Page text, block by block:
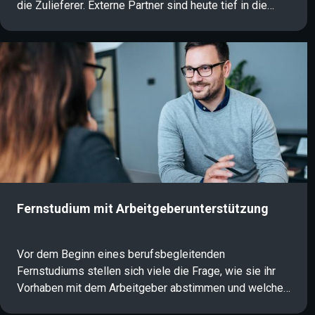
die Zulieferer. Externe Partner sind heute tief in die
schafft Angriffsflächen, die klassische Konzepte oft
übersehen: Ein Großteil erfolgreicher Cyberangriffe
erfolgt über die Lieferkette. Ein aktives Third Party Risk
Management (TPRM) sichert diese Schwachstelle und
stärkt die operative Resilienz.
Fernstudium mit Arbeitgeberunterstützung
Vor dem Beginn eines berufsbegleitenden
Fernstudiums stellen sich viele die Frage, wie sie ihr
Vorhaben mit dem Arbeitgeber abstimmen und welche